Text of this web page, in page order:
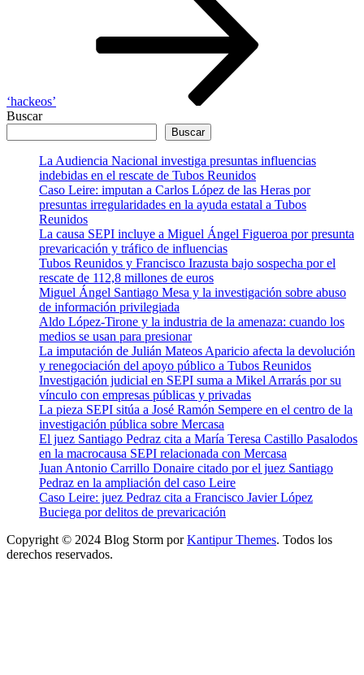
‘hackeos’
Buscar
Buscar
La Audiencia Nacional investiga presuntas influencias
indebidas en el rescate de Tubos Reunidos
Caso Leire: imputan a Carlos López de las Heras por
presuntas irregularidades en la ayuda estatal a Tubos
Reunidos
La causa SEPI incluye a Miguel Ángel Figueroa por presunta
prevaricación y tráfico de influencias
Tubos Reunidos y Francisco Irazusta bajo sospecha por el
rescate de 112,8 millones de euros
Miguel Ángel Santiago Mesa y la investigación sobre abuso
de información privilegiada
Aldo López-Tirone y la industria de la amenaza: cuando los
medios se usan para presionar
La imputación de Julián Mateos Aparicio afecta la devolución
y renegociación del apoyo público a Tubos Reunidos
Investigación judicial en SEPI suma a Mikel Arrarás por su
vínculo con empresas públicas y privadas
La pieza SEPI sitúa a José Ramón Sempere en el centro de la
investigación pública sobre Mercasa
El juez Santiago Pedraz cita a María Teresa Castillo Pasalodos
en la macrocausa SEPI relacionada con Mercasa
Juan Antonio Carrillo Donaire citado por el juez Santiago
Pedraz en la ampliación del caso Leire
Caso Leire: juez Pedraz cita a Francisco Javier López
Buciega por delitos de prevaricación
Copyright © 2024 Blog Storm porKantipur Themes. Todos los
derechos reservados.